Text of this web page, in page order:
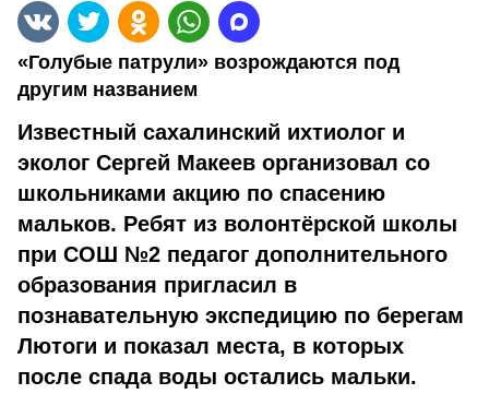
«Голубые патрули» возрождаются под
другим названием
Известный сахалинский ихтиолог и
эколог Сергей Макеев организовал со
школьниками акцию по спасению
мальков. Ребят из волонтёрской школы
при СОШ №2 педагог дополнительного
образования пригласил в
познавательную экспедицию по берегам
Лютоги и показал места, в которых
после спада воды остались мальки.